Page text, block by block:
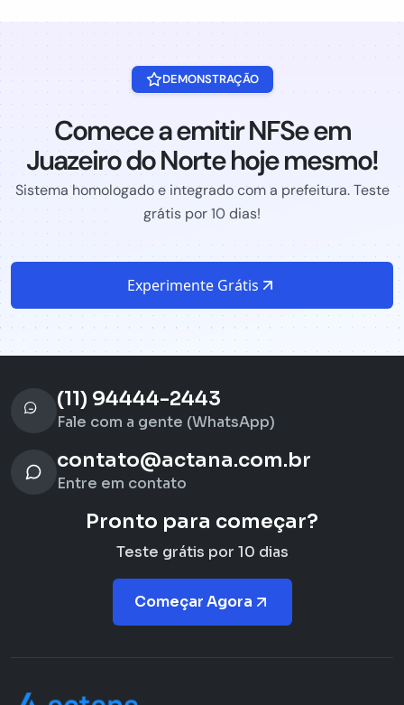
DEMONSTRAÇÃO
Comece a emitir NFSe em
Juazeiro do Norte hoje mesmo!
Sistema homologado e integrado com a prefeitura. Teste
grátis por 10 dias!
Experimente Grátis
(11) 94444-2443
Fale com a gente (WhatsApp)
contato@actana.com.br
Entre em contato
Pronto para começar?
Teste grátis por 10 dias
Começar Agora